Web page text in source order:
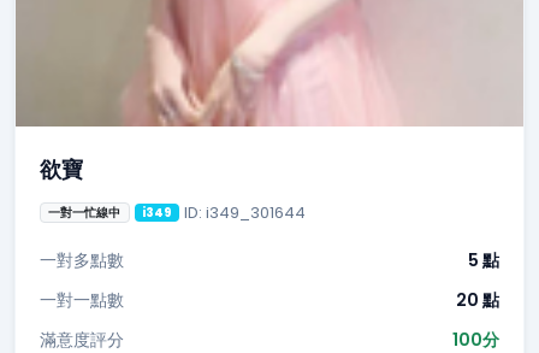
欲寶
一對一忙線中 i349 ID: i349_301644
一對多點數
5 點
一對一點數
20 點
滿意度評分
100分